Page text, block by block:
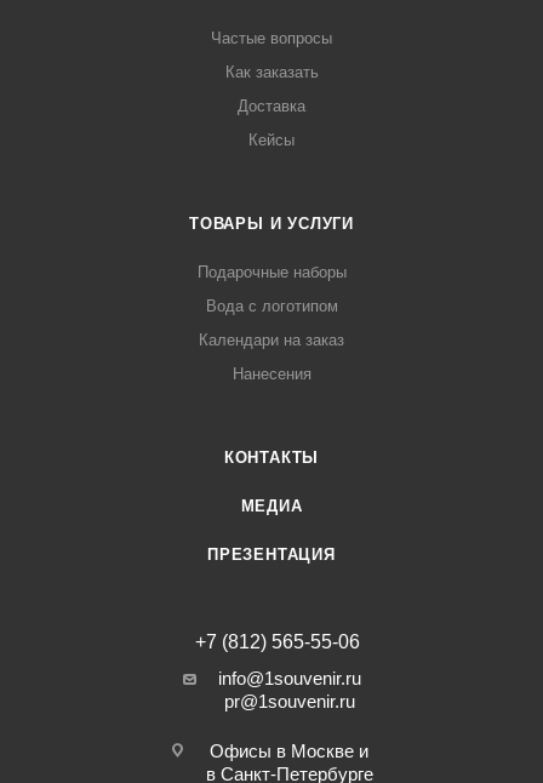
Частые вопросы
Как заказать
Доставка
Кейсы
ТОВАРЫ И УСЛУГИ
Подарочные наборы
Вода с логотипом
Календари на заказ
Нанесения
КОНТАКТЫ
МЕДИА
ПРЕЗЕНТАЦИЯ
+7 (812) 565-55-06
info@1souvenir.ru
pr@1souvenir.ru
Офисы в Москве и
в Санкт-Петербурге